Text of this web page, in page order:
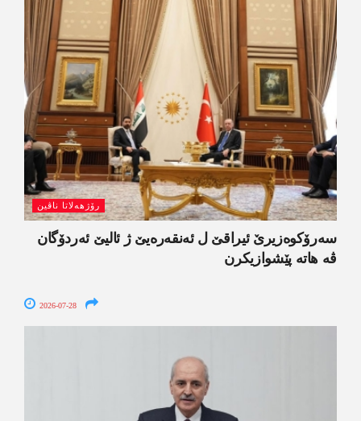
رۆژھەلاتا ناڤین
سەرۆکوەزیرێ ئیراقێ ل ئەنقەرەیێ ژ ئالیێ ئەردۆگان
ڤە ھاتە پێشوازیکرن
2026-07-28